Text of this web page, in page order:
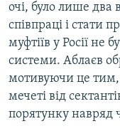
очі, було лише два
співпраці і стати
муфтіїв у Росії не
системи. Аблаєв
мотивуючи це тим,
мечеті від
порятунку навряд